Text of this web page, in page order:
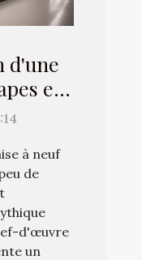
d'une
et
à neuf
de
d'œuvre
un